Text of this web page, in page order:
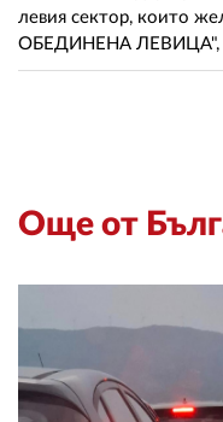
левия сектор, които
ОБЕДИНЕНА ЛЕВИЦА",
Още от